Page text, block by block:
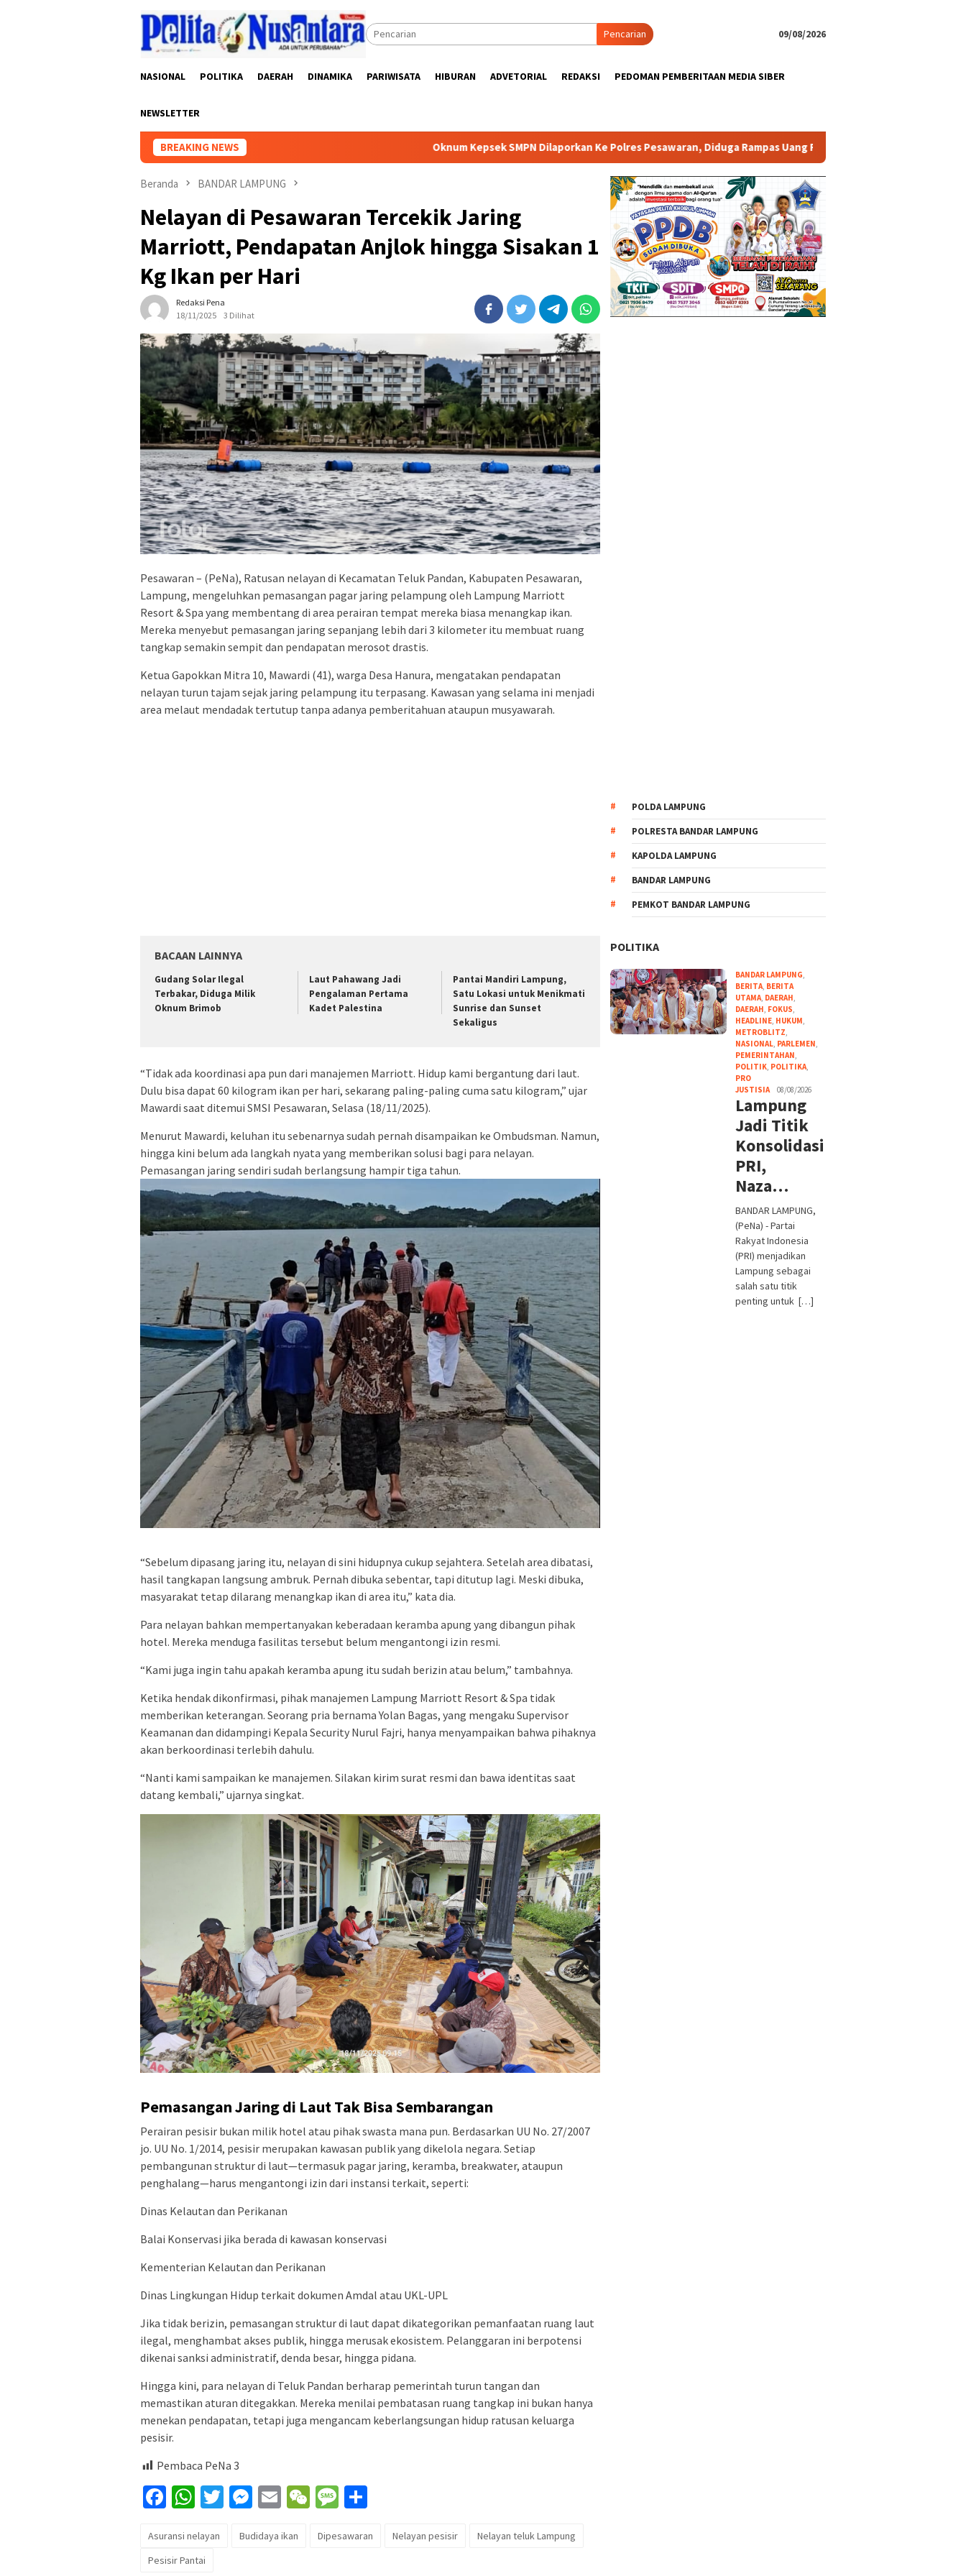
Pencarian 09/08/2026
NASIONAL POLITIKA DAERAH DINAMIKA PARIWISATA HIBURAN ADVETORIAL REDAKSI PEDOMAN PEMBERITAAN MEDIA SIBER
NEWSLETTER
BREAKING NEWS Oknum Kepsek SMPN Dilaporkan Ke Polres Pesawaran, Diduga Rampas Uang Rp150Juta Ketika Gedung Lebih Mudah
Beranda BANDAR LAMPUNG
Nelayan di Pesawaran Tercekik Jaring
Marriott, Pendapatan Anjlok hingga Sisakan 1
Kg Ikan per Hari
Redaksi Pena
18/11/2025
3 Dilihat
Pesawaran – (PeNa), Ratusan nelayan di Kecamatan Teluk Pandan, Kabupaten Pesawaran,
Lampung, mengeluhkan pemasangan pagar jaring pelampung oleh Lampung Marriott
Resort & Spa yang membentang di area perairan tempat mereka biasa menangkap ikan.
Mereka menyebut pemasangan jaring sepanjang lebih dari 3 kilometer itu membuat ruang
tangkap semakin sempit dan pendapatan merosot drastis.
Ketua Gapokkan Mitra 10, Mawardi (41), warga Desa Hanura, mengatakan pendapatan
nelayan turun tajam sejak jaring pelampung itu terpasang. Kawasan yang selama ini menjadi
area melaut mendadak tertutup tanpa adanya pemberitahuan ataupun musyawarah.
BACAAN LAINNYA
Gudang Solar Ilegal
Terbakar, Diduga Milik
Oknum Brimob
Laut Pahawang Jadi
Pengalaman Pertama
Kadet Palestina
Pantai Mandiri Lampung,
Satu Lokasi untuk Menikmati
Sunrise dan Sunset
Sekaligus
“Tidak ada koordinasi apa pun dari manajemen Marriott. Hidup kami bergantung dari laut.
Dulu bisa dapat 60 kilogram ikan per hari, sekarang paling-paling cuma satu kilogram,” ujar
Mawardi saat ditemui SMSI Pesawaran, Selasa (18/11/2025).
Menurut Mawardi, keluhan itu sebenarnya sudah pernah disampaikan ke Ombudsman. Namun,
hingga kini belum ada langkah nyata yang memberikan solusi bagi para nelayan.
Pemasangan jaring sendiri sudah berlangsung hampir tiga tahun.
“Sebelum dipasang jaring itu, nelayan di sini hidupnya cukup sejahtera. Setelah area dibatasi,
hasil tangkapan langsung ambruk. Pernah dibuka sebentar, tapi ditutup lagi. Meski dibuka,
masyarakat tetap dilarang menangkap ikan di area itu,” kata dia.
Para nelayan bahkan mempertanyakan keberadaan keramba apung yang dibangun pihak
hotel. Mereka menduga fasilitas tersebut belum mengantongi izin resmi.
“Kami juga ingin tahu apakah keramba apung itu sudah berizin atau belum,” tambahnya.
Ketika hendak dikonfirmasi, pihak manajemen Lampung Marriott Resort & Spa tidak
memberikan keterangan. Seorang pria bernama Yolan Bagas, yang mengaku Supervisor
Keamanan dan didampingi Kepala Security Nurul Fajri, hanya menyampaikan bahwa pihaknya
akan berkoordinasi terlebih dahulu.
“Nanti kami sampaikan ke manajemen. Silakan kirim surat resmi dan bawa identitas saat
datang kembali,” ujarnya singkat.
Pemasangan Jaring di Laut Tak Bisa Sembarangan
Perairan pesisir bukan milik hotel atau pihak swasta mana pun. Berdasarkan UU No. 27/2007
jo. UU No. 1/2014, pesisir merupakan kawasan publik yang dikelola negara. Setiap
pembangunan struktur di laut—termasuk pagar jaring, keramba, breakwater, ataupun
penghalang—harus mengantongi izin dari instansi terkait, seperti:
Dinas Kelautan dan Perikanan
Balai Konservasi jika berada di kawasan konservasi
Kementerian Kelautan dan Perikanan
Dinas Lingkungan Hidup terkait dokumen Amdal atau UKL-UPL
Jika tidak berizin, pemasangan struktur di laut dapat dikategorikan pemanfaatan ruang laut
ilegal, menghambat akses publik, hingga merusak ekosistem. Pelanggaran ini berpotensi
dikenai sanksi administratif, denda besar, hingga pidana.
Hingga kini, para nelayan di Teluk Pandan berharap pemerintah turun tangan dan
memastikan aturan ditegakkan. Mereka menilai pembatasan ruang tangkap ini bukan hanya
menekan pendapatan, tetapi juga mengancam keberlangsungan hidup ratusan keluarga
pesisir.
Pembaca PeNa 3
Facebook
WhatsApp
Twitter
Messenger
EmailWeChatMessage
Asuransi nelayan Budidaya ikan Dipesawaran Nelayan pesisir
Nelayan teluk Lampung
Pesisir Pantai
POLDA LAMPUNG
POLRESTA BANDAR LAMPUNG
KAPOLDA LAMPUNG
BANDAR LAMPUNG
PEMKOT BANDAR LAMPUNG
POLITIKA
BANDAR LAMPUNG,
BERITA, BERITA
UTAMA, DAERAH,
DAERAH, FOKUS,
HEADLINE, HUKUM,
METROBLITZ,
NASIONAL, PARLEMEN,
PEMERINTAHAN,
POLITIK, POLITIKA,
PRO
JUSTISIA
08/08/2026
Lampung
Jadi Titik
Konsolidasi
PRI,
Naza…
BANDAR LAMPUNG,
(PeNa) - Partai
Rakyat Indonesia
(PRI) menjadikan
Lampung sebagai
salah satu titik
penting untuk […]